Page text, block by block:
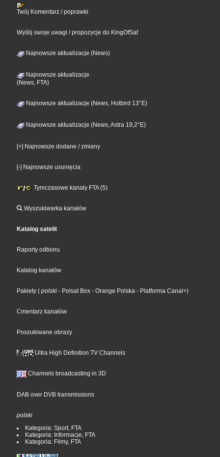
Twój Komentarz / poprawki
Wyślij swoje uwagi / propozycje do KingOfSat
Najnowsze aktualizacje (News)
Najnowsze aktualizacje
(News, FTA)
Najnowsze aktualizacje (News, Hotbird 13°E)
Najnowsze aktualizacje (News, Astra 19,2°E)
[+] Najnowsze dodane / zmiany
[-] Najnowsze usunięcia
Tymczasowe kanały FTA (5)
Wyszukiwarka kanałów
Katalog satelit
Raporty odbioru
Katalog kanałów
Pakiety ( polski - Polsat Box - Orange Polska - Platforma Canal+)
Cmentarz kanałów
Poszukiwane obrazy
Ultra High Definition TV Channels
Channels broadcasting in 3D
DAB over DVB transmissions
polski
Kategoria: Sport, FTA
Kategoria: Informacje, FTA
Kategoria: Filmy, FTA